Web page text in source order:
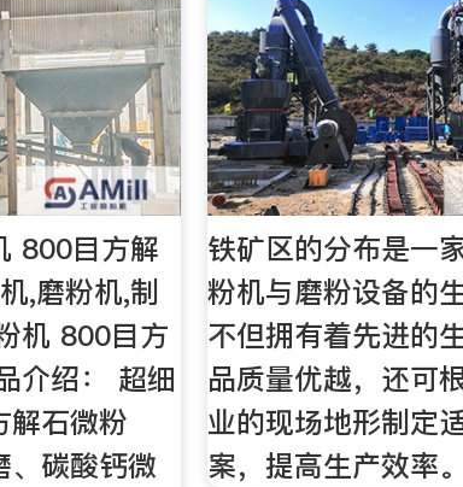
800目方解
,磨粉机,制
机 800目方
介绍： 超细
解石微粉
、碳酸钙微
铁矿区的分布是一
粉机与磨粉设备的
不但拥有着先进的
品质量优越，还可
业的现场地形制定
案，提高生产效率